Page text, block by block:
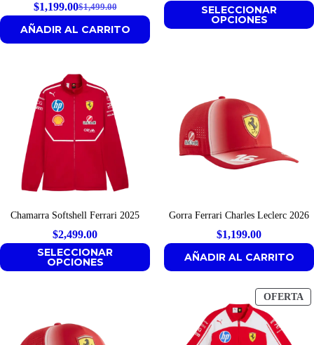
$1,499.00
Original
price
$1,199.00
Current
price
AÑADIR AL CARRITO
SELECCIONAR
OPCIONES
Chamarra Softshell Ferrari 2025
$2,499.00
SELECCIONAR
OPCIONES
Gorra Ferrari Charles Leclerc 2026
$1,199.00
AÑADIR AL CARRITO
OFERTA